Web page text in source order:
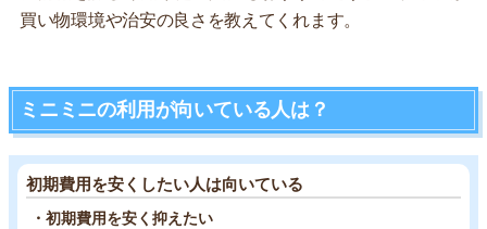
買い物環境や治安の良さを教えてくれます。
ミニミニの利用が向いている人は？
初期費用を安くしたい人は向いている
・初期費用を安く抑えたい